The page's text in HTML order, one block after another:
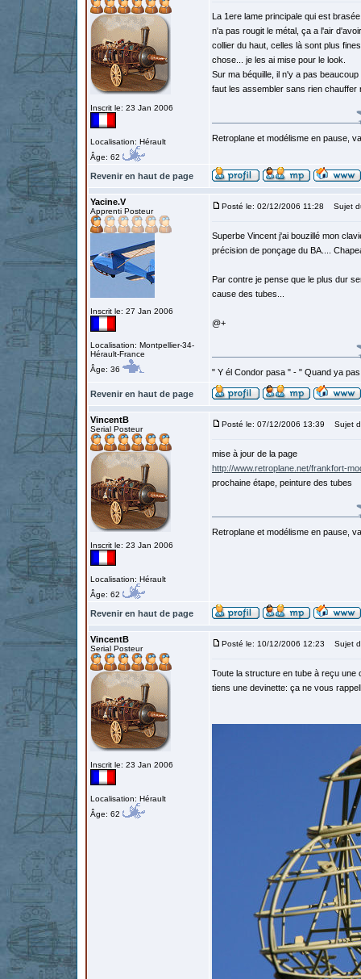
Inscrit le: 23 Jan 2006
Localisation: Hérault
Âge: 62
La 1ere lame principale qui est
n'a pas rougit le métal, ça a l'air
collier du haut, celles là sont plus
chose... je les ai mise pour le look.
Sur ma béquille, il n'y a pas
faut les assembler sans rien chauffer
Retroplane et modélisme en pause,
Revenir en haut de page
Yacine.V
Apprenti Posteur
Inscrit le: 27 Jan 2006
Localisation: Montpellier-34-
Hérault-France
Âge: 36
Posté le: 02/12/2006 11:28 Sujet
Superbe Vincent j'ai bouzillé mon
précision de ponçage du BA....
Par contre je pense que le plus dur
cause des tubes...
@+
" Y él Condor pasa " - " Quand ya
Revenir en haut de page
VincentB
Serial Posteur
Inscrit le: 23 Jan 2006
Localisation: Hérault
Âge: 62
Posté le: 07/12/2006 13:39 Sujet
mise à jour de la page
http://www.retroplane.net/frankfort-
prochaine étape, peinture des tubes
Retroplane et modélisme en pause,
Revenir en haut de page
VincentB
Serial Posteur
Inscrit le: 23 Jan 2006
Localisation: Hérault
Âge: 62
Posté le: 10/12/2006 12:23 Sujet
Toute la structure en tube à reçu une
tiens une devinette: ça ne vous